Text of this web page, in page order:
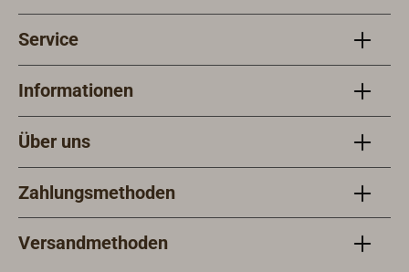
Service
Informationen
Über uns
Zahlungsmethoden
Versandmethoden